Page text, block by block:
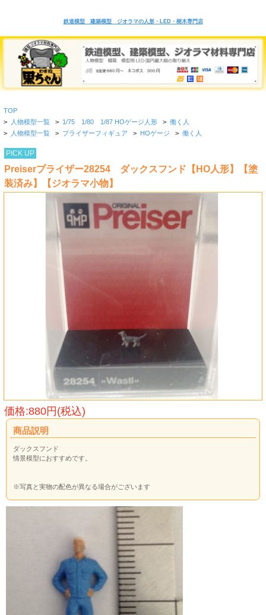
鉄道模型 建築模型 ジオラマの人形・LED・樹木専門店
TOP
> 人物模型一覧 > 1/75 1/80 1/87 HOゲージ人形 > 働く人
> 人物模型一覧 > プライザーフィギュア > HOゲージ > 働く人
PICK UP
Preiserプライザー28254 ダックスフンド【HO人形】【塗
装済み】【ジオラマ小物】
価格:880円(税込)
商品説明
ダックスフンド
情景模型におすすめです。
※写真と実物の配色が異なる場合がございます